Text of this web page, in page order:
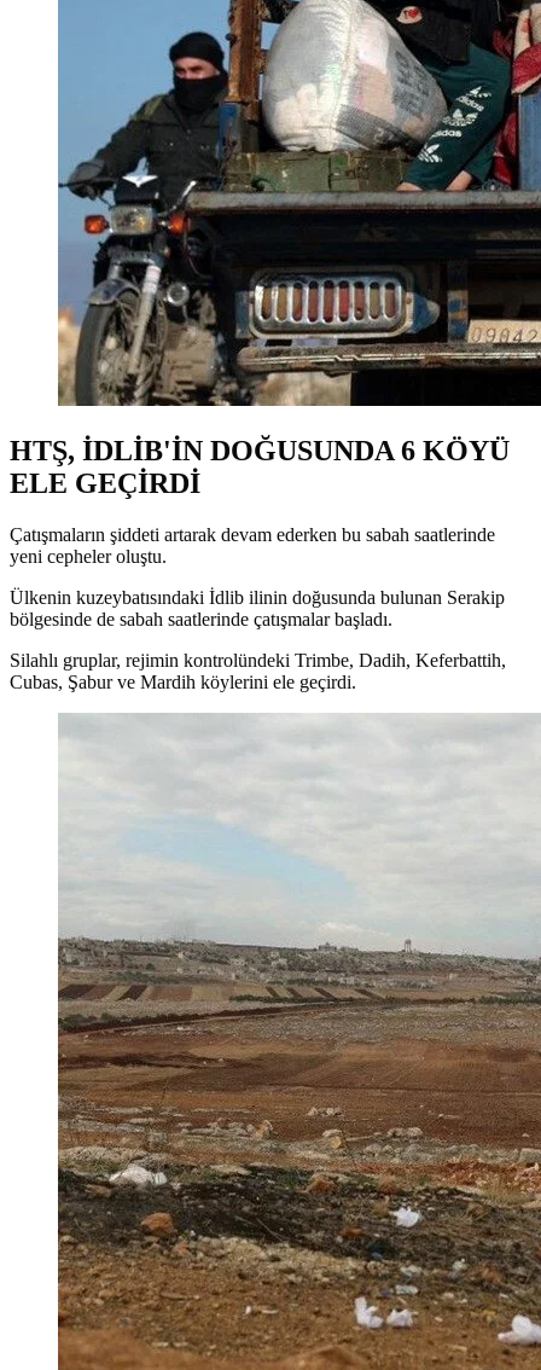
HTŞ, İDLİB'İN DOĞUSUNDA 6 KÖYÜ
ELE GEÇİRDİ
Çatışmaların şiddeti artarak devam ederken bu sabah saatlerinde
yeni cepheler oluştu.
Ülkenin kuzeybatısındaki İdlib ilinin doğusunda bulunan Serakip
bölgesinde de sabah saatlerinde çatışmalar başladı.
Silahlı gruplar, rejimin kontrolündeki Trimbe, Dadih, Keferbattih,
Cubas, Şabur ve Mardih köylerini ele geçirdi.